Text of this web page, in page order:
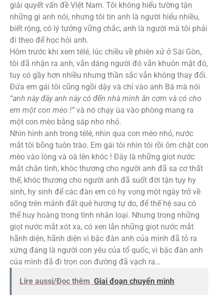
giải quyết vấn đề Việt Nam. Tôi không hiểu tường tận
những gì anh nói, nhưng tôi tin anh là người hiểu nhiều,
biết rộng, có lý tưởng vững chắc, anh là người mà tôi phải
đi theo để học hỏi anh.
Hôm trước khi xem télé, lúc chiều về phiên xử ở Sài Gòn,
tôi đã nhận ra anh, vẫn dáng người đó vẫn khuôn mặt đó,
tuy có gầy hơn nhiều nhưng thần sắc vẫn không thay đổi.
Đứa em gái tôi cũng ngồi dậy và chỉ vào anh Bá mà nói
“anh này đây anh này có đến nhà mình ăn cơm và có cho
em một con mèo !” và nó chạy ùa vào phòng mang ra
một con mèo bằng sáp nho nhỏ.
Nhìn hình anh trong télé, nhìn qua con mèo nhỏ, nước
mắt tôi bỗng tuôn trào. Em gái tôi nhìn tôi rồi ôm chặt con
mèo vào lòng và oà lên khóc ! Đây là những giọt nước
mắt chân tình, khóc thương cho người anh đã sa cơ thất
thế, khóc thương cho người anh đã suốt đời tận tụy hy
sinh, hy sinh để các đàn em có hy vọng một ngày trở về
sống trên mảnh đất quê hương tự do, để thế hệ sau có
thể huy hoàng trong tình nhân loại. Nhưng trong những
giọt nước mắt xót xa, có xen lẫn những giọt nước mắt
hãnh diện, hãnh diện vì bậc đàn anh của mình đã tỏ ra
xứng đáng là người con yêu của tổ quốc, vì bậc đàn anh
của mình đã đi trọn con đường đã vạch ra…
Lire aussi/Đọc thêm Giai đoạn chuyển mình